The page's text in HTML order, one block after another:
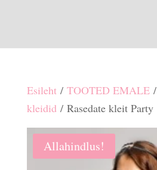
Esileht/ TOOTED EMALE/
kleidid/ Rasedate kleit Party
Allahindlus!